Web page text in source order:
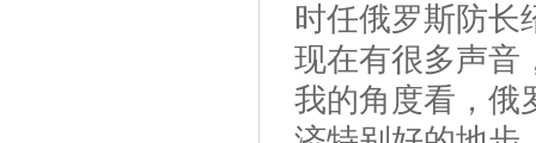
时任俄罗斯防长
现在有很多声音
我的角度看，俄